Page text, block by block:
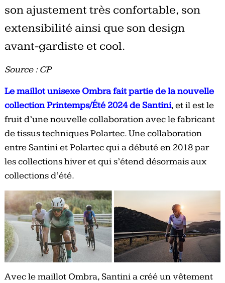
son ajustement très confortable, son
extensibilité ainsi que son design
avant-gardiste et cool.
Source : CP
Le maillot unisexe Ombra fait partie de la nouvelle
collection Printemps/Été 2024 de Santini, et il est le
fruit d’une nouvelle collaboration avec le fabricant
de tissus techniques Polartec. Une collaboration
entre Santini et Polartec qui a débuté en 2018 par
les collections hiver et qui s’étend désormais aux
collections d’été.
Avec le maillot Ombra, Santini a créé un vêtement